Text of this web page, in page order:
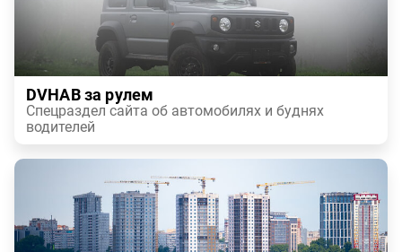
DVHAB за рулем
Спецраздел сайта об автомобилях и буднях
водителей